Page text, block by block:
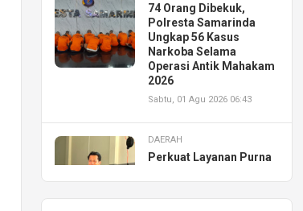
74 Orang Dibekuk,
Polresta Samarinda
Ungkap 56 Kasus
Narkoba Selama
Operasi Antik Mahakam
2026
Sabtu, 01 Agu 2026 06:43
DAERAH
Perkuat Layanan Purna
Resmikan AHASS